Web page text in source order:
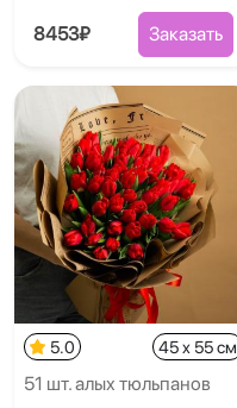
8453₽ Заказать
5.0 45 x 55 см
51 шт. алых тюльпанов